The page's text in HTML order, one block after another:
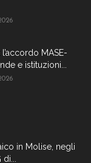
MASE-
e istituzioni...
in Molise, negli